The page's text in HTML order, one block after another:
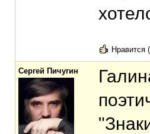
Нравится
Сергей Пичугин